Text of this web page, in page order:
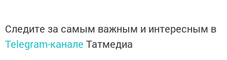
Следите за самым важным и интересным в
Telegram-канале Татмедиа